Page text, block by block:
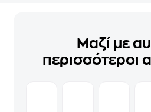
Μαζί με
περισσότεροι